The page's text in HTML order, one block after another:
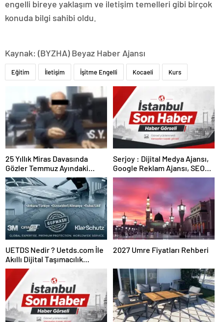
engelli bireye yaklaşım ve iletişim temelleri gibi birçok
konuda bilgi sahibi oldu.
Kaynak: (BYZHA) Beyaz Haber Ajansı
Eğitim İletişim İşitme Engelli Kocaeli Kurs
25 Yıllık Miras Davasında
Gözler Temmuz Ayındaki
Karar Duruşmasına Çevrildi
Serjoy : Dijital Medya Ajansı,
Google Reklam Ajansı, SEO
Ajansı ve Web Tasarım Ajansı
UETDS Nedir ? Uetds.com İle
Akıllı Dijital Taşımacılık
Yazılımı
2027 Umre Fiyatları Rehberi